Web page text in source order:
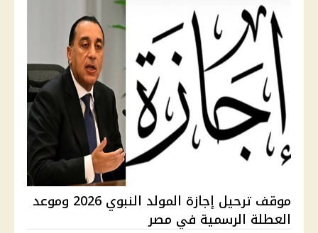
موقف ترحيل إجازة المولد النبوي 2026 وموعد
العطلة الرسمية في مصر